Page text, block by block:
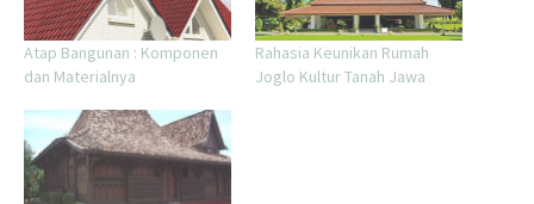
Atap Bangunan : Komponen
dan Materialnya
Rahasia Keunikan Rumah
Joglo Kultur Tanah Jawa